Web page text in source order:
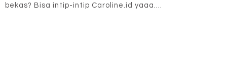
bekas? Bisa intip-intip Caroline.id yaaa....